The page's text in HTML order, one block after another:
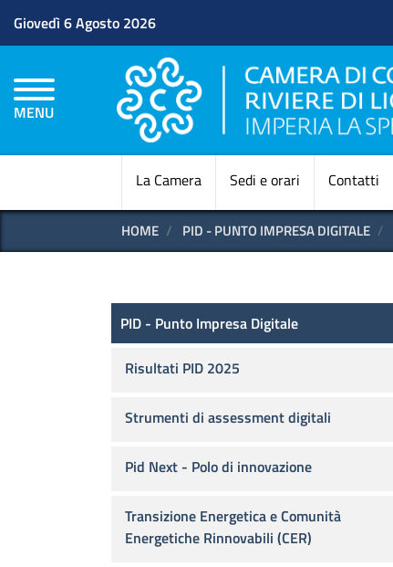
Giovedì 6 Agosto 2026
MENU
La Camera Sedi e orari Contatti
HOME PID - PUNTO IMPRESA DIGITALE
PID - Punto Impresa Digitale
PID - Punto Impresa Digitale
Risultati PID 2025
Strumenti di assessment digitali
Pid Next - Polo di innovazione
Transizione Energetica e Comunità
Energetiche Rinnovabili (CER)